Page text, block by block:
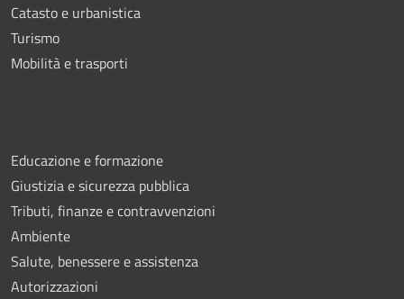
Catasto e urbanistica
Turismo
Mobilità e trasporti
Educazione e formazione
Giustizia e sicurezza pubblica
Tributi, finanze e contravvenzioni
Ambiente
Salute, benessere e assistenza
Autorizzazioni